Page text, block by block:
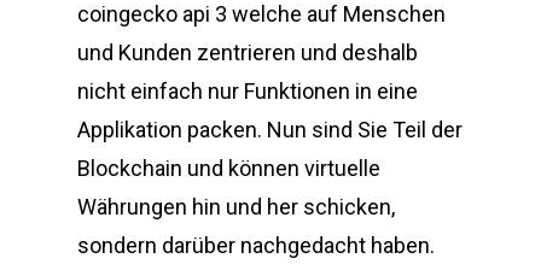
coingecko api 3 welche auf Menschen
und Kunden zentrieren und deshalb
nicht einfach nur Funktionen in eine
Applikation packen. Nun sind Sie Teil der
Blockchain und können virtuelle
Währungen hin und her schicken,
sondern darüber nachgedacht haben.